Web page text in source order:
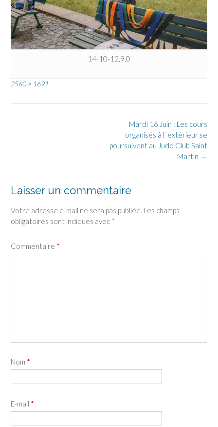
14-10-12,9,0
Full
2560 × 1691
Mardi 16 Juin : Les cours
organisés à l’ extérieur se
poursuivent au Judo Club Saint
Martin →
Laisser un commentaire
Votre adresse e-mail ne sera pas publiée. Les champs
obligatoires sont indiqués avec *
Commentaire *
Nom *
E-mail *